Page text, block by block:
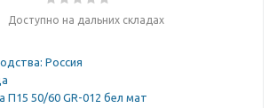
Доступно на дальних складах
Россия
П15 50/60 GR-012 бел мат